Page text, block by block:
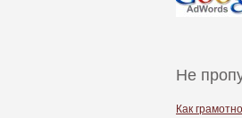
Не
Как